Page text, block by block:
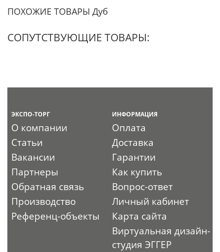
ПОХОЖИЕ ТОВАРЫ Дуб
СОПУТСТВУЮЩИЕ ТОВАРЫ:
ЭКСПО-ТОРГ
О компании
Статьи
Вакансии
Партнеры
Обратная связь
Производство
Референц-объекты
ИНФОРМАЦИЯ
Оплата
Доставка
Гарантии
Как купить
Вопрос-ответ
Личный кабинет
Карта сайта
Виртуальная дизайн-
студия ЭГГЕР